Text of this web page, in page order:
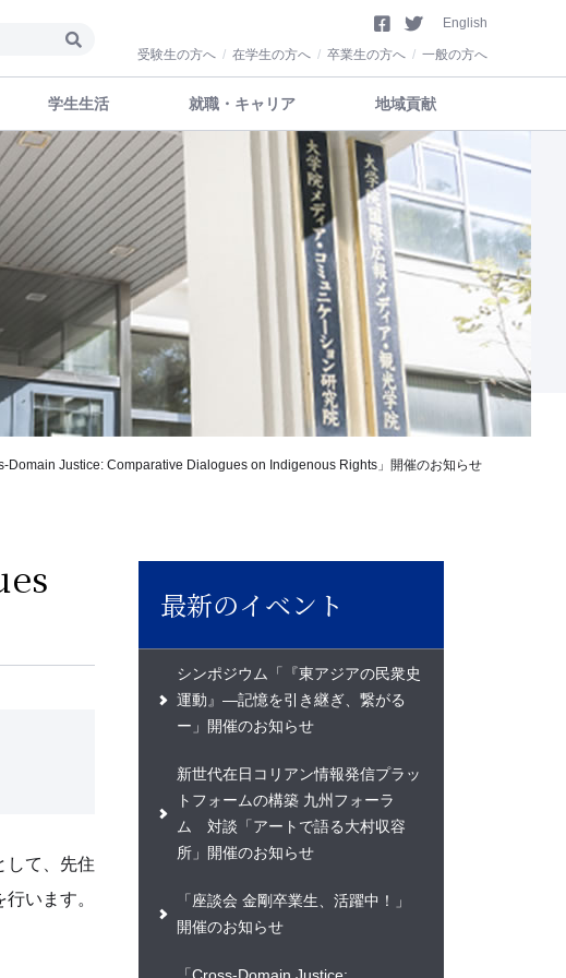
English
受験生の方へ 在学生の方へ 卒業生の方へ 一般の方へ
学生生活 就職・キャリア 地域貢献
Domain Justice: Comparative Dialogues on Indigenous Rights」開催のお知らせ
して、先住
います。
最新のイベント
シンポジウム「『東アジアの民衆史
運動』―記憶を引き継ぎ、繋がる
ー」開催のお知らせ
新世代在日コリアン情報発信プラッ
トフォームの構築 九州フォーラ
ム 対談「アートで語る大村収容
所」開催のお知らせ
「座談会 金剛卒業生、活躍中！」
開催のお知らせ